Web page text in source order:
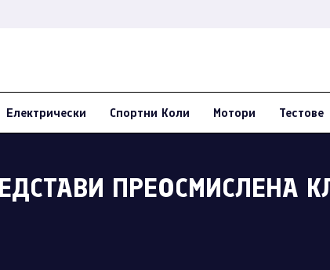
Електрически Спортни Коли Мотори Тестове
ПРЕОСМИСЛЕНА